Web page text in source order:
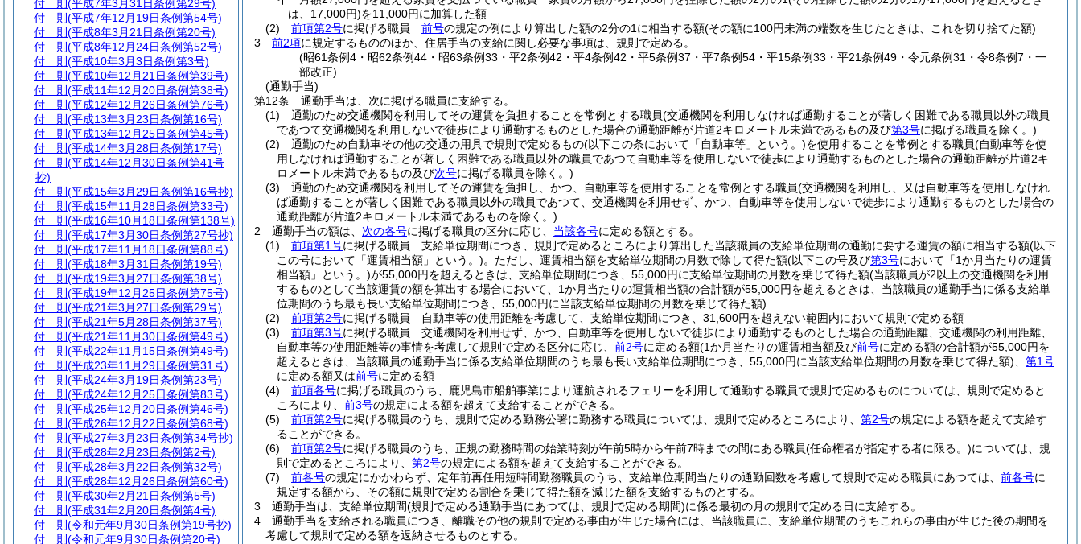
は、17,000円)を11,000円に加算した額
(2)
前項第2号に掲げる職員 前号の規定の例により算出した額の2分の1に相当する額(その額に100円未満の端数を生じたときは、これを切り捨てた額)
3
前2項に規定するもののほか、住居手当の支給に関し必要な事項は、規則で定める。
(昭61条例4・昭62条例44・昭63条例33・平2条例42・平4条例42・平5条例37・平7条例54・平15条例33・平21条例49・令元条例31・令8条例7・一
部改正)
(通勤手当)
第12条
通勤手当は、次に掲げる職員に支給する。
(1)
通勤のため交通機関を利用してその運賃を負担することを常例とする職員(交通機関を利用しなければ通勤することが著しく困難である職員以外の職員
であつて交通機関を利用しないで徒歩により通勤するものとした場合の通勤距離が片道2キロメートル未満であるもの及び第3号に掲げる職員を除く。)
(2)
通勤のため自動車その他の交通の用具で規則で定めるもの(以下この条において「自動車等」という。)を使用することを常例とする職員(自動車等を使
用しなければ通勤することが著しく困難である職員以外の職員であつて自動車等を使用しないで徒歩により通勤するものとした場合の通勤距離が片道2キ
ロメートル未満であるもの及び次号に掲げる職員を除く。)
(3)
通勤のため交通機関を利用してその運賃を負担し、かつ、自動車等を使用することを常例とする職員(交通機関を利用し、又は自動車等を使用しなけれ
ば通勤することが著しく困難である職員以外の職員であつて、交通機関を利用せず、かつ、自動車等を使用しないで徒歩により通勤するものとした場合の
通勤距離が片道2キロメートル未満であるものを除く。)
2
通勤手当の額は、 次の各号に掲げる職員の区分に応じ、 当該各号に定める額とする。
(1)
前項第1号に掲げる職員 支給単位期間につき、規則で定めるところにより算出した当該職員の支給単位期間の通勤に要する運賃の額に相当する額(以下
この号において「運賃相当額」という。)。 ただし、運賃相当額を支給単位期間の月数で除して得た額(以下この号及び第3号において「1か月当たりの運賃
相当額」という。)が55,000円を超えるときは、支給単位期間につき、55,000円に支給単位期間の月数を乗じて得た額(当該職員が2以上の交通機関を利用
するものとして当該運賃の額を算出する場合において、1か月当たりの運賃相当額の合計額が55,000円を超えるときは、当該職員の通勤手当に係る支給単
位期間のうち最も長い支給単位期間につき、55,000円に当該支給単位期間の月数を乗じて得た額)
(2)
前項第2号に掲げる職員 自動車等の使用距離を考慮して、支給単位期間につき、31,600円を超えない範囲内において規則で定める額
(3)
前項第3号に掲げる職員 交通機関を利用せず、かつ、自動車等を使用しないで徒歩により通勤するものとした場合の通勤距離、交通機関の利用距離、
自動車等の使用距離等の事情を考慮して規則で定める区分に応じ、 前2号に定める額(1か月当たりの運賃相当額及び前号に定める額の合計額が55,000円を
超えるときは、当該職員の通勤手当に係る支給単位期間のうち最も長い支給単位期間につき、55,000円に当該支給単位期間の月数を乗じて得た額)
第1号
に定める額又は前号に定める額
(4)
前項各号に掲げる職員のうち、鹿児島市船舶事業により運航されるフェリーを利用して通勤する職員で規則で定めるものについては、規則で定めると
ころにより、 前3号の規定による額を超えて支給することができる。
(5)
前項第2号に掲げる職員のうち、規則で定める勤務公署に勤務する職員については、規則で定めるところにより、 第2号の規定による額を超えて支給す
ることができる。
(6)
前項第2号に掲げる職員のうち、正規の勤務時間の始業時刻が午前5時から午前7時までの間にある職員(任命権者が指定する者に限る。)については、規
則で定めるところにより、 第2号の規定による額を超えて支給することができる。
(7)
前各号の規定にかかわらず、定年前再任用短時間勤務職員のうち、支給単位期間当たりの通勤回数を考慮して規則で定める職員にあつては、 前各号に
規定する額から、その額に規則で定める割合を乗じて得た額を減じた額を支給するものとする。
3
通勤手当は、支給単位期間(規則で定める通勤手当にあつては、規則で定める期間)に係る最初の月の規則で定める日に支給する。
4
通勤手当を支給される職員につき、離職その他の規則で定める事由が生じた場合には、当該職員に、支給単位期間のうちこれらの事由が生じた後の期間を
考慮して規則で定める額を返納させるものとする。
付 則 (平成7年3月31日条例第29号)
付 則 (平成7年12月19日条例第54号)
付 則 (平成8年3月21日条例第20号)
付 則 (平成8年12月24日条例第52号)
付 則 (平成10年3月3日条例第3号)
付 則 (平成10年12月21日条例第39号)
付 則 (平成11年12月20日条例第38号)
付 則 (平成12年12月26日条例第76号)
付 則 (平成13年3月23日条例第16号)
付 則 (平成13年12月25日条例第45号)
付 則 (平成14年3月28日条例第17号)
付 則 (平成14年12月30日条例第41号
抄)
付 則 (平成15年3月29日条例第16号抄)
付 則 (平成15年11月28日条例第33号)
付 則 (平成16年10月18日条例第138号)
付 則 (平成17年3月30日条例第27号抄)
付 則 (平成17年11月18日条例第88号)
付 則 (平成18年3月31日条例第19号)
付 則 (平成19年3月27日条例第38号)
付 則 (平成19年12月25日条例第75号)
付 則 (平成21年3月27日条例第29号)
付 則 (平成21年5月28日条例第37号)
付 則 (平成21年11月30日条例第49号)
付 則 (平成22年11月15日条例第49号)
付 則 (平成23年11月29日条例第31号)
付 則 (平成24年3月19日条例第23号)
付 則 (平成24年12月25日条例第83号)
付 則 (平成25年12月20日条例第46号)
付 則 (平成26年12月22日条例第68号)
付 則 (平成27年3月23日条例第34号抄)
付 則 (平成28年2月23日条例第2号)
付 則 (平成28年3月22日条例第32号)
付 則 (平成28年12月26日条例第60号)
付 則 (平成30年2月21日条例第5号)
付 則 (平成31年2月20日条例第4号)
付 則 (令和元年9月30日条例第19号抄)
付 則 (令和元年9月30日条例第20号)